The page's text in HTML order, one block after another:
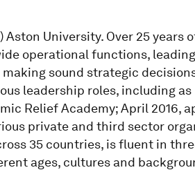
Aston University. Over 25
operational functions,
sound strategic
leadership roles, including
Relief Academy; April 2016,
private and third sector
35 countries, is fluent in
ages, cultures and